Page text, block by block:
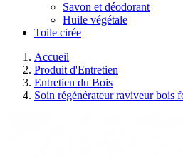
Savon et déodorant
Huile végétale
Toile cirée
Accueil
Produit d'Entretien
Entretien du Bois
Soin régénérateur raviveur bois